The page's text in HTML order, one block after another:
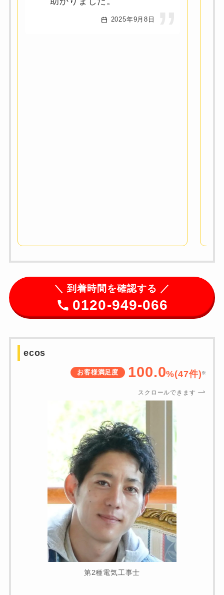
2025年9月8日
＼ 到着時間を確認する ／
0120-949-066
ecos
お客様満足度 100.0%(47件) ※
スクロールできます
第2種電気工事士